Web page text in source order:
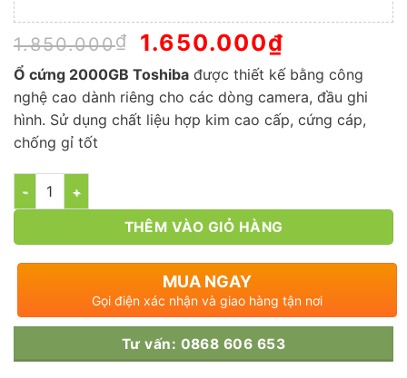
1.850.000₫
Giá
gốc
là:
1.850.000₫.
1.650.000₫
tại
là:
Ổ cứng 2000GB Toshiba được thiết kế bằng công
nghệ cao dành riêng cho các dòng camera, đầu ghi
hình. Sử dụng chất liệu hợp kim cao cấp, cứng cáp,
chống gỉ tốt
Số lượng
THÊM VÀO GIỎ HÀNG
MUA NGAY
Gọi điện xác nhận và giao hàng tận nơi
Tư vấn: 0868 606 653